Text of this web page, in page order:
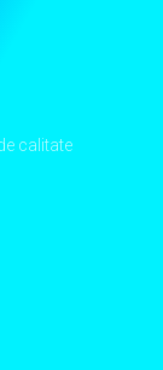
calitate